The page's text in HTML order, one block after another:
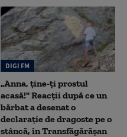
DIGI FM
„Anna, ţine-ţi prostul
acasă!" Reacţii după ce un
bărbat a desenat o
declaraţie de dragoste pe o
stâncă, în Transfăgărăşan